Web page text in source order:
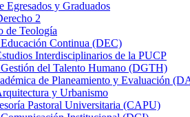
Egresados y Graduados
2
de Teología
Continua (DEC)
Interdisciplinarios de la PUCP
del Talento Humano (DGTH)
de Planeamiento y Evaluación
y Urbanismo
Pastoral Universitaria (CAPU)